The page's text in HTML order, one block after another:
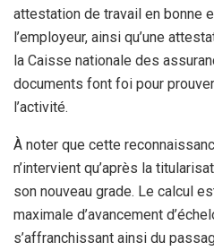
attestation de travail en bonne
l’employeur, ainsi qu’une
la Caisse nationale des
documents font foi pour
l’activité.
À noter que cette
n’intervient qu’après la
son nouveau grade. Le calcul
maximale d’avancement
s’affranchissant ainsi du